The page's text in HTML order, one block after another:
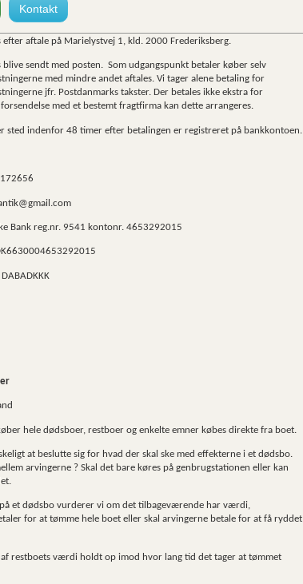
Kontakt
efter aftale på Marielystvej 1, kld. 2000 Frederiksberg.
blive sendt med posten. Som udgangspunkt betaler køber selv
med mindre andet aftales. Vi tager alene betaling for
jfr. Postdanmarks takster. Der betales ikke ekstra for
med et bestemt fragtfirma kan dette arrangeres.
sted indenfor 48 timer efter betalingen er registreret på bankkontoen.
Bank reg.nr. 9541 kontonr. 4653292015
DABADKKK
hele dødsboer, restboer og enkelte emner købes direkte fra boet.
at beslutte sig for hvad der skal ske med effekterne i et dødsbo.
arvingerne ? Skal det bare køres på genbrugstationen eller kan
et dødsbo vurderer vi om det tilbageværende har værdi,
for at tømme hele boet eller skal arvingerne betale for at få ryddet
restboets værdi holdt op imod hvor lang tid det tager at tømmet